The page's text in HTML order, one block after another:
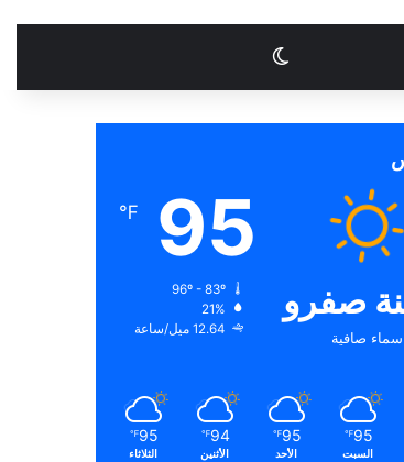
الوضع المظلم
صفرو
سماء صافية
95
℉
21%
12.64 ميل/ساعة
95
℉
السبت
95
℉
الأحد
94
℉
الأثنين
95
℉
الثلاثاء